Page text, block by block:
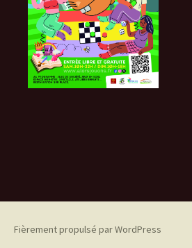
Fièrement propulsé par WordPress